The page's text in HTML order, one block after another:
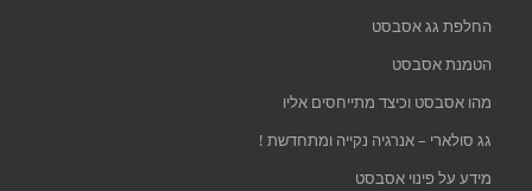
החלפת גג אסבסט
הטמנת אסבסט
מהו אסבסט וכיצד מתייחסים אליו
גג סולארי – אנרגיה נקייה ומתחדשת !
מידע על פינוי אסבסט